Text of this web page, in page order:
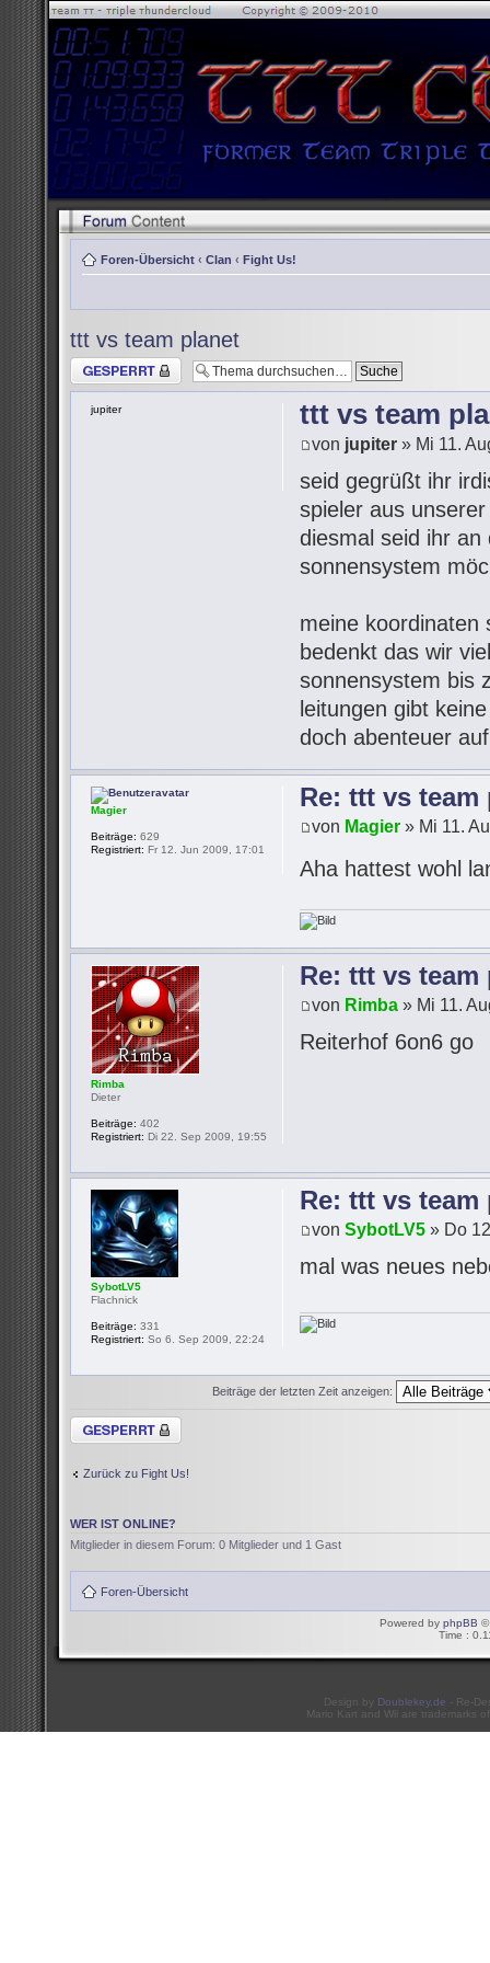
Foren-Übersicht ‹ Clan ‹ Fight Us!
ttt vs team planet
Thema gesperrt
ttt vs team
von jupiter » Mi 11.
seid gegrüßt ihr
spieler aus
diesmal seid ihr
sonnensystem
meine koordinaten
bedenkt das wir
sonnensystem bis
leitungen gibt
doch abenteuer
jupiter
Re: ttt vs team
von Magier » Mi 11.
Aha hattest wohl
Magier
Beiträge: 629
Registriert: Fr 12. Jun 2009, 17:01
Re: ttt vs team
von Rimba » Mi 11.
Reiterhof 6on6 go
Rimba
Dieter
Beiträge: 402
Registriert: Di 22. Sep 2009, 19:55
Re: ttt vs team
vonSybotLV5 » Do
mal was neues
SybotLV5
Flachnick
Beiträge: 331
Registriert: So 6. Sep 2009, 22:24
Beiträge der letzten Zeit anzeigen:
Thema gesperrt
Zurück zu Fight Us!
WER IST ONLINE?
Mitglieder in diesem Forum: 0 Mitglieder und 1 Gast
Foren-Übersicht
Powered by phpBB ©
Time :
Design by Doublekey.de - Re-
Mario Kart and Wii are trademarks